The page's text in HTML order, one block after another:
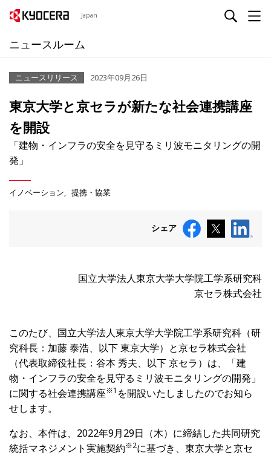
Japan
ニュースルーム
ニュースリリース 2023年09月26日
東京大学と京セラが新たな社会連携講座
を開設
「建物・インフラの安全を見守るミリ波モニタリングの開
発」
イノベーション 提携・協業
シェア
国立大学法人東京大学大学院工学系研究科
京セラ株式会社
このたび、国立大学法人東京大学大学院工学系研究科（研
究科長：加藤 泰浩、以下 東京大学）と京セラ株式会社
（代表取締役社長：谷本 秀夫、以下 京セラ）は、「建
物・インフラの安全を見守るミリ波モニタリングの開発」
に関する社会連携講座※1 を開設いたしましたのでお知ら
せします。
なお、本件は、2022年9月29日（木）に締結した共同研究
統括マネジメント実施契約※2に基づき、東京大学と京セ